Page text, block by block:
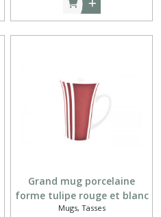
Grand mug porcelaine
forme tulipe rouge et blanc
à rayures verticales
Mugs, Tasses